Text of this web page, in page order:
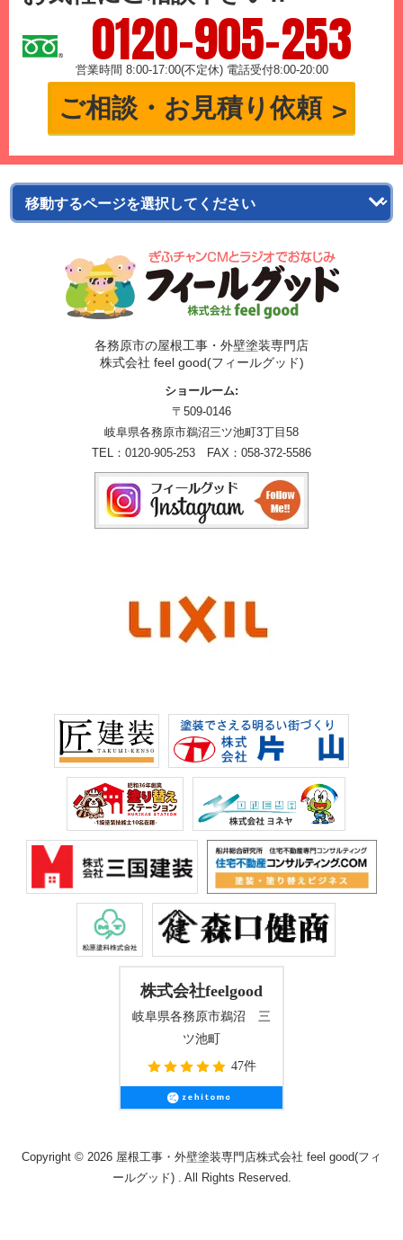
0120-905-253
営業時間 8:00-17:00(不定休) 電話受付8:00-20:00
ご相談・お見積り依頼
各務原市の屋根工事・外壁塗装専門店
株式会社 feel good(フィールグッド)
ショールーム:
〒509-0146
岐阜県各務原市鵜沼三ツ池町3丁目58
TEL： 0120-905-253 FAX：058-372-5586
株式会社feelgood
岐阜県各務原市鵜沼 三
ツ池町
47件
Copyright © 2026 屋根工事・外壁塗装専門店株式会社 feel good(フィ
ールグッド) . All Rights Reserved.